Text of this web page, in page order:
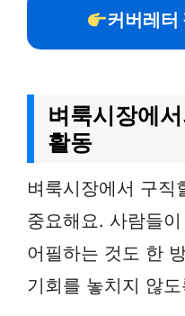
커버레터
벼룩시장에
활동
벼룩시장에서 구직
중요해요. 사람들
어필하는 것도 한
기회를 놓치지 않